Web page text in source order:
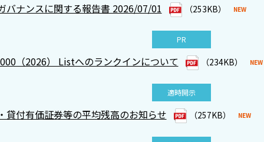
バナンスに関する報告書 2026/07/01 （253KB）
PR
（2026） Listへのランクインについて （234KB）
適時開示
貸付有価証券等の平均残高のお知らせ （257KB）